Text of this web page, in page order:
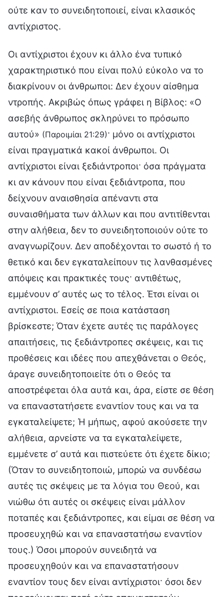
ούτε καν το συνειδητοποιεί, είναι κλασικός
αντίχριστος.
Οι αντίχριστοι έχουν κι άλλο ένα τυπικό
χαρακτηριστικό που είναι πολύ εύκολο να το
διακρίνουν οι άνθρωποι: Δεν έχουν αίσθημα
ντροπής. Ακριβώς όπως γράφει η Βίβλος: «Ο
ασεβής άνθρωπος σκληρύνει το πρόσωπο
αυτού» (Παροιμίαι 21:29)· μόνο οι αντίχριστοι
είναι πραγματικά κακοί άνθρωποι. Οι
αντίχριστοι είναι ξεδιάντροποι· όσα πράγματα
κι αν κάνουν που είναι ξεδιάντροπα, που
δείχνουν αναισθησία απέναντι στα
συναισθήματα των άλλων και που αντιτίθενται
στην αλήθεια, δεν το συνειδητοποιούν ούτε το
αναγνωρίζουν. Δεν αποδέχονται το σωστό ή το
θετικό και δεν εγκαταλείπουν τις λανθασμένες
απόψεις και πρακτικές τους· αντιθέτως,
εμμένουν σ’ αυτές ως το τέλος. Έτσι είναι οι
αντίχριστοι. Εσείς σε ποια κατάσταση
βρίσκεστε; Όταν έχετε αυτές τις παράλογες
απαιτήσεις, τις ξεδιάντροπες σκέψεις, και τις
προθέσεις και ιδέες που απεχθάνεται ο Θεός,
άραγε συνειδητοποιείτε ότι ο Θεός τα
αποστρέφεται όλα αυτά και, άρα, είστε σε θέση
να επαναστατήσετε εναντίον τους και να τα
εγκαταλείψετε; Ή μήπως, αφού ακούσετε την
αλήθεια, αρνείστε να τα εγκαταλείψετε,
εμμένετε σ’ αυτά και πιστεύετε ότι έχετε δίκιο;
(Όταν το συνειδητοποιώ, μπορώ να συνδέσω
αυτές τις σκέψεις με τα λόγια του Θεού, και
νιώθω ότι αυτές οι σκέψεις είναι μάλλον
ποταπές και ξεδιάντροπες, και είμαι σε θέση να
προσευχηθώ και να επαναστατήσω εναντίον
τους.) Όσοι μπορούν συνειδητά να
προσευχηθούν και να επαναστατήσουν
εναντίον τους δεν είναι αντίχριστοι· όσοι δεν